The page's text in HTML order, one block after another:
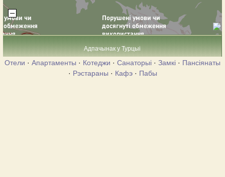
Адпачынак у Турцыі
Отели · Апартаменты · Котеджи · Санаторыі · Замкі · Пансіянаты
· Рэстараны · Кафэ· Пабы